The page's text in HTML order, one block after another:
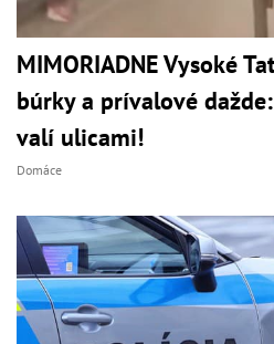
MIMORIADNE Vysoké
búrky a prívalové
valí ulicami!
Domáce